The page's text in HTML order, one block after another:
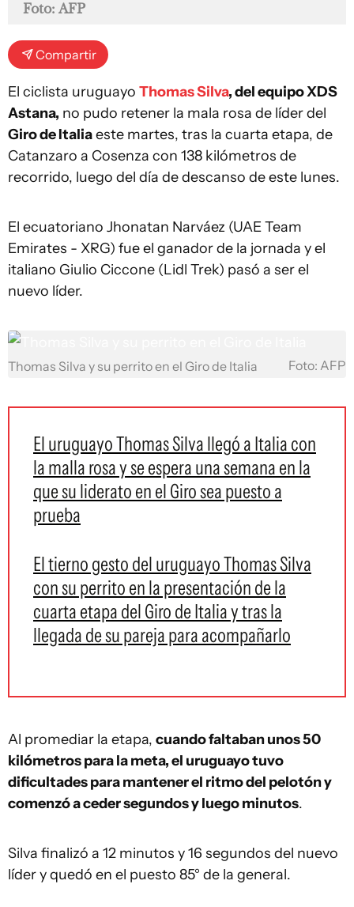
Foto: AFP
Compartir
El ciclista uruguayo Thomas Silva, del equipo XDS
Astana, no pudo retener la mala rosa de líder del
Giro de Italiaeste martes, tras la cuarta etapa, de
Catanzaro a Cosenza con 138 kilómetros de
recorrido, luego del día de descanso de este lunes.
El ecuatoriano Jhonatan Narváez (UAE Team
Emirates - XRG) fue el ganador de la jornada y el
italiano Giulio Ciccone (Lidl Trek) pasó a ser el
nuevo líder.
Thomas Silva y su perrito en el Giro de Italia Foto: AFP
El uruguayo Thomas Silva llegó a Italia con
la malla rosa y se espera una semana en la
que su liderato en el Giro sea puesto a
prueba
El tierno gesto del uruguayo Thomas Silva
con su perrito en la presentación de la
cuarta etapa del Giro de Italia y tras la
llegada de su pareja para acompañarlo
Al promediar la etapa, cuando faltaban unos 50
kilómetros para la meta, el uruguayo tuvo
dificultades para mantener el ritmo del pelotón y
comenzó a ceder segundos y luego minutos.
Silva finalizó a 12 minutos y 16 segundos del nuevo
líder y quedó en el puesto 85° de la general.